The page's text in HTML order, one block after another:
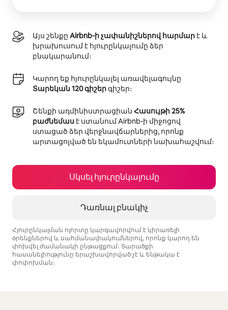
Այս շենքը Airbnb-ի չափանիշներով հարմար է և
խրախուսում է հյուրընկալումը ձեր
բնակարանում։
Կարող եք հյուրընկալել առավելագույնը
Տարեկան 120 գիշերգիշեր։
Շենքի ադմինիստրացիան Հասույթի 25%
բաժնեմաս է ստանում Airbnb-ի միջոցով
ստացած ձեր վերջնավճարներից, որոնք
արտացոլված են եկամուտների նախահաշվում։
Սկսել հյուրընկալումը
Դառնալ բնակիչ
Հյուրընկալման ոլորտը կարգավորվում է կիրառելի
օրենքներով և սահմանափակումներով, որոնք կարող են
փոխվել ժամանակի ընթացքում։ Տարածքի
հասանելիությունը երաշխավորված չէ և ենթակա է
փոփոխման։